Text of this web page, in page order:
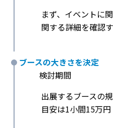
まず、イベントに
関する詳細を確認
ブースの大きさを決定
検討期間
出展するブースの
目安は1小間15万円